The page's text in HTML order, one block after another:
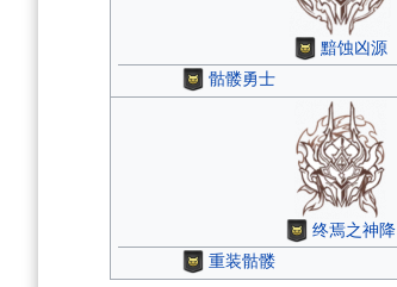
黯蚀凶源
骷髅勇士
终焉之神降
重装骷髅